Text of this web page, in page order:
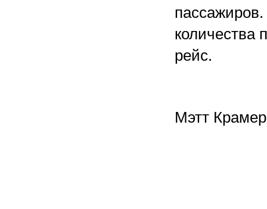
количества
рейс.
Мэтт